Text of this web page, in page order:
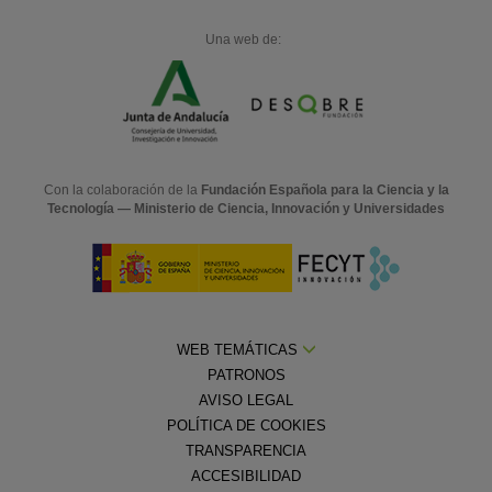
Una web de:
Con la colaboración de la Fundación Española para la Ciencia y la
Tecnología — Ministerio de Ciencia, Innovación y Universidades
WEB TEMÁTICAS
PATRONOS
AVISO LEGAL
POLÍTICA DE COOKIES
TRANSPARENCIA
ACCESIBILIDAD